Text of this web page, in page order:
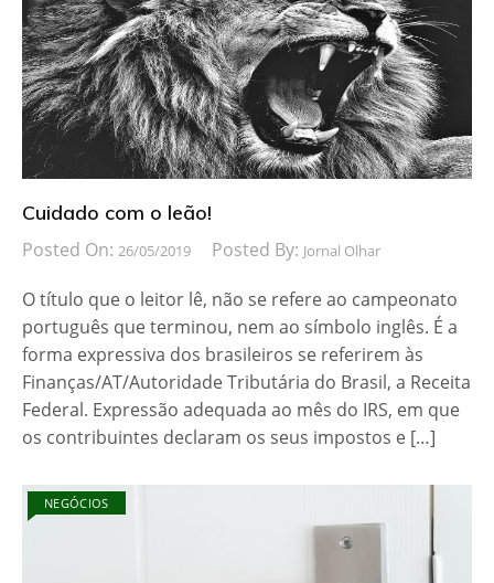
Cuidado com o leão!
Posted On: 26/05/2019 Posted By: Jornal Olhar
O título que o leitor lê, não se refere ao campeonato
português que terminou, nem ao símbolo inglês. É a
forma expressiva dos brasileiros se referirem às
Finanças/AT/Autoridade Tributária do Brasil, a Receita
Federal. Expressão adequada ao mês do IRS, em que
os contribuintes declaram os seus impostos e […]
NEGÓCIOS